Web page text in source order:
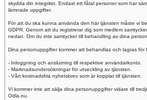
skydda din integritet. Endast ett fåtal personer som har
lämnade uppgifter.
För att du ska kunna använda den här tjänsten måste vi
GDPR. Genom att du registrerar dig som medlem
nedan. Om du inte samtycker till behandling av dina
Dina personuppgifter kommer att behandlas och lagras för
- Inloggning och anslutning till respektive användarkonto.
- Marknadsundersökningar för utveckling av tjänsten.
- Vårt kostnadsfria nyhetsbrev som är kopplat till tjänsten.
Vi kommer inte att sälja dina personuppgifter vidare till
Odla.nu.